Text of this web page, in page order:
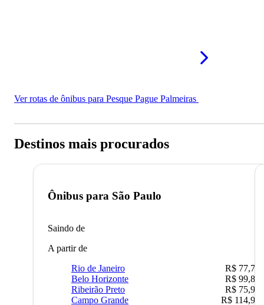
Ver rotas de ônibus para Pesque Pague Palmeiras
Destinos mais procurados
Ônibus para São Paulo
Saindo de
A partir de
Rio de Janeiro
R$ 77,70
Belo Horizonte
R$ 99,89
Ribeirão Preto
R$ 75,90
Campo Grande
R$ 114,90